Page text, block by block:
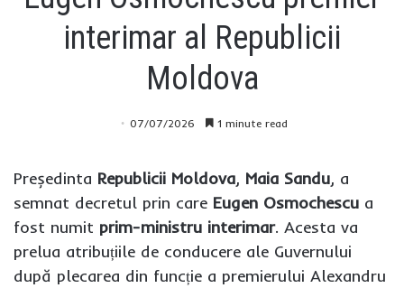
interimar al Republicii
Moldova
07/07/2026 1 minute read
Președinta Republicii Moldova, Maia Sandu, a
semnat decretul prin care Eugen Osmochescu a
fost numit prim-ministru interimar. Acesta va
prelua atribuțiile de conducere ale Guvernului
după plecarea din funcție a premierului Alexandru